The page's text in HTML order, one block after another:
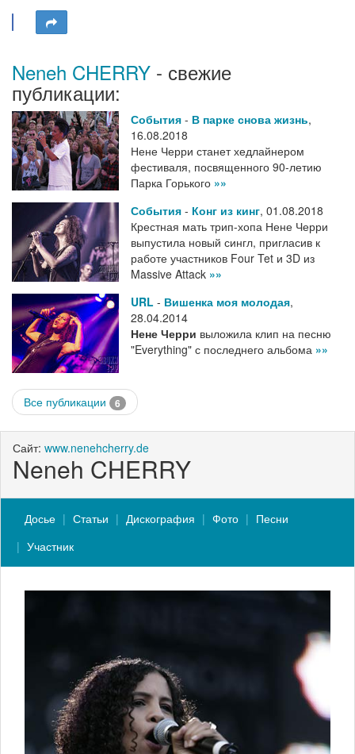
Neneh CHERRY - свежие
публикации:
События - В парке снова жизнь,
16.08.2018
Нене Черри станет хедлайнером
фестиваля, посвященного 90-летию
Парка Горького »»
События - Конг из кинг, 01.08.2018
Крестная мать трип-хопа Нене Черри
выпустила новый сингл, пригласив к
работе участников Four Tet и 3D из
Massive Attack »»
URL - Вишенка моя молодая,
28.04.2014
Нене Черри выложила клип на песню
"Everything" с последнего альбома »»
Все публикации 6
Сайт: www.nenehcherry.de
Neneh CHERRY
Досье Статьи Дискография Фото
Песни
Участник